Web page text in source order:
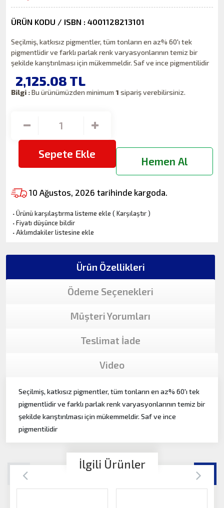
ÜRÜN KODU / ISBN : 4001128213101
Seçilmiş, katkısız pigmentler, tüm tonların en az% 60'ı tek
pigmentlidir ve farklı parlak renk varyasyonlarının temiz bir
şekilde karıştırılması için mükemmeldir. Saf ve ince pigmentilidir
2,125.08 TL
Bilgi :Bu ürünümüzden minimum1sipariş verebilirsiniz.
Sepete Ekle
Hemen Al
10 Ağustos, 2026 tarihinde kargoda.
·Ürünü karşılaştırma listeme ekle (Karşılaştır)
·Fiyatı düşünce bildir
·Aklımdakiler listesine ekle
Ürün Özellikleri
Ödeme Seçenekleri
Müşteri Yorumları
Teslimat İade
Video
Seçilmiş, katkısız pigmentler, tüm tonların en az% 60'ı tek
pigmentlidir ve farklı parlak renk varyasyonlarının temiz bir
şekilde karıştırılması için mükemmeldir. Saf ve ince
pigmentilidir
İlgili Ürünler